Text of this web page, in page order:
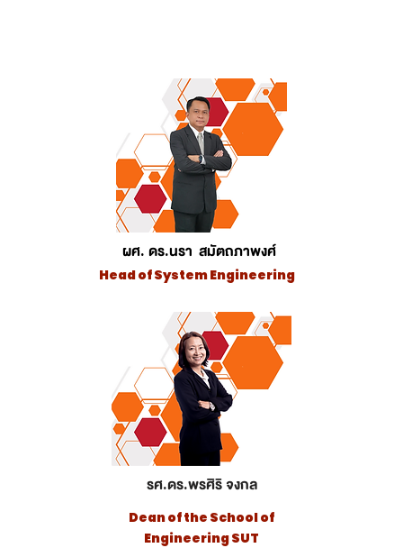
ผศ. ดร.นรา สมัตถภาพงศ์
Head of System Engineering
รศ.ดร.พรศิริ จงกล
Dean of the School of
Engineering SUT